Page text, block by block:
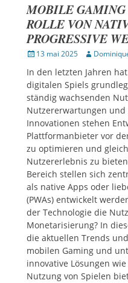
MOBILE
ROLLE VON
PROGRESSIVE
Publié13 mai 2025 Auteur
In den letzten Jahren
digitalen Spiels
ständig wachsenden
Nutzererwartungen und
Innovationen stehen
Plattformanbieter vor
zu optimieren und
Nutzererlebnis zu
Bereich stellen sich
als native Apps oder
(PWAs) entwickelt
der Technologie die
Monetarisierung? In
die aktuellen Trends
mobilen Gaming und
innovative Lösungen
Nutzung von Spielen